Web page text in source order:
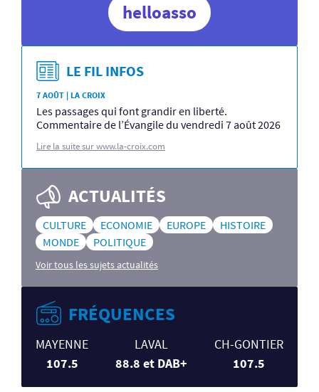
helloasso
LE FIL INFOS
7 AOÛT | LA CROIX
Les passages qui font grandir en liberté.
Commentaire de l’Évangile du vendredi 7 août 2026
Lire la suite sur www.la-croix.com
ACTUALITÉS
CULTURE ECONOMIE EUROPE
HISTOIRE
MONDE
POLITIQUE
Voir tous les sujets actualités
FRÉQUENCES
MAYENNE
107.5
LAVAL
88.8 et DAB+
CH-GONTIER
107.5